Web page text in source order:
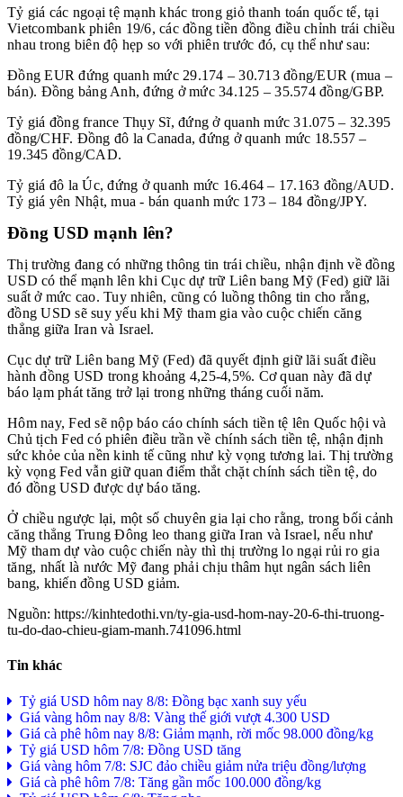
Tỷ giá các ngoại tệ mạnh khác trong giỏ thanh toán quốc tế, tại
Vietcombank phiên 19/6, các đồng tiền đồng điều chỉnh trái chiều
nhau trong biên độ hẹp so với phiên trước đó, cụ thể như sau:
Đồng EUR đứng quanh mức 29.174 – 30.713 đồng/EUR (mua –
bán). Đồng bảng Anh, đứng ở mức 34.125 – 35.574 đồng/GBP.
Tỷ giá đồng france Thụy Sĩ, đứng ở quanh mức 31.075 – 32.395
đồng/CHF. Đồng đô la Canada, đứng ở quanh mức 18.557 –
19.345 đồng/CAD.
Tỷ giá đô la Úc, đứng ở quanh mức 16.464 – 17.163 đồng/AUD.
Tỷ giá yên Nhật, mua - bán quanh mức 173 – 184 đồng/JPY.
Đồng USD mạnh lên?
Thị trường đang có những thông tin trái chiều, nhận định về đồng
USD có thể mạnh lên khi Cục dự trữ Liên bang Mỹ (Fed) giữ lãi
suất ở mức cao. Tuy nhiên, cũng có luồng thông tin cho rằng,
đồng USD sẽ suy yếu khi Mỹ tham gia vào cuộc chiến căng
thẳng giữa Iran và Israel.
Cục dự trữ Liên bang Mỹ (Fed) đã quyết định giữ lãi suất điều
hành đồng USD trong khoảng 4,25-4,5%. Cơ quan này đã dự
báo lạm phát tăng trở lại trong những tháng cuối năm.
Hôm nay, Fed sẽ nộp báo cáo chính sách tiền tệ lên Quốc hội và
Chủ tịch Fed có phiên điều trần về chính sách tiền tệ, nhận định
sức khỏe của nền kinh tế cũng như kỳ vọng tương lai. Thị trường
kỳ vọng Fed vẫn giữ quan điểm thắt chặt chính sách tiền tệ, do
đó đồng USD được dự báo tăng.
Ở chiều ngược lại, một số chuyên gia lại cho rằng, trong bối cảnh
căng thẳng Trung Đông leo thang giữa Iran và Israel, nếu như
Mỹ tham dự vào cuộc chiến này thì thị trường lo ngại rủi ro gia
tăng, nhất là nước Mỹ đang phải chịu thâm hụt ngân sách liên
bang, khiến đồng USD giảm.
Nguồn: https://kinhtedothi.vn/ty-gia-usd-hom-nay-20-6-thi-truong-
tu-do-dao-chieu-giam-manh.741096.html
Tin khác
Tỷ giá USD hôm nay 8/8: Đồng bạc xanh suy yếu
Giá vàng hôm nay 8/8: Vàng thế giới vượt 4.300 USD
Giá cà phê hôm nay 8/8: Giảm mạnh, rời mốc 98.000 đồng/kg
Tỷ giá USD hôm 7/8: Đồng USD tăng
Giá vàng hôm 7/8: SJC đảo chiều giảm nửa triệu đồng/lượng
Giá cà phê hôm 7/8: Tăng gần mốc 100.000 đồng/kg